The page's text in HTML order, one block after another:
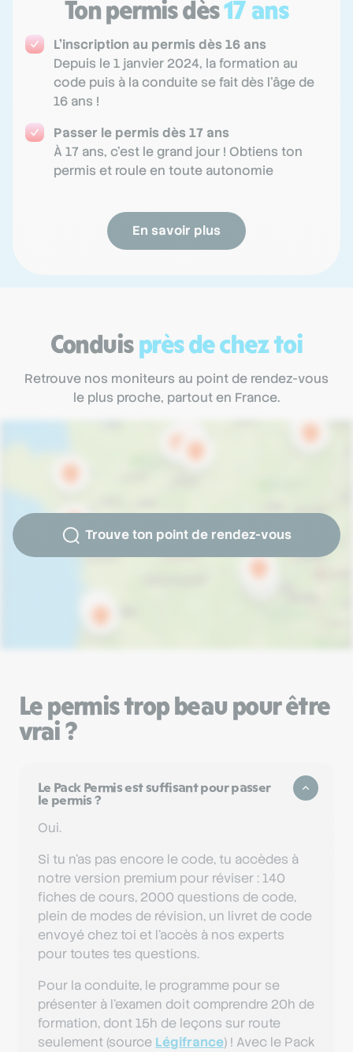
Ton permis dès17 ans
L'inscription au permis dès 16 ans
Depuis le 1 janvier 2024, la formation au
code puis à la conduite se fait dès l'âge de
16 ans !
Passer le permis dès 17 ans
À 17 ans, c'est le grand jour ! Obtiens ton
permis et roule en toute autonomie
En savoir plus
Conduisprès de chez toi
Retrouve nos moniteurs au point de rendez-vous
le plus proche, partout en France.
Trouve ton point de rendez-vous
Le permis trop beau pour être
vrai ?
Le Pack Permis est suffisant pour passer
le permis ?
Oui.
Si tu n'as pas encore le code, tu accèdes à
notre version premium pour réviser : 140
fiches de cours, 2000 questions de code,
plein de modes de révision, un livret de code
envoyé chez toi et l'accès à nos experts
pour toutes tes questions.
Pour la conduite, le programme pour se
présenter à l'examen doit comprendre 20h de
formation, dont 15h de leçons sur route
seulement (source Légifrance) ! Avec le Pack